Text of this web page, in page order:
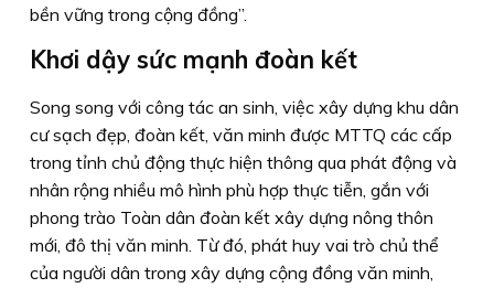
bền vững trong cộng đồng”.
Khơi dậy sức mạnh đoàn kết
Song song với công tác an sinh, việc xây dựng khu dân
cư sạch đẹp, đoàn kết, văn minh được MTTQ các cấp
trong tỉnh chủ động thực hiện thông qua phát động và
nhân rộng nhiều mô hình phù hợp thực tiễn, gắn với
phong trào Toàn dân đoàn kết xây dựng nông thôn
mới, đô thị văn minh. Từ đó, phát huy vai trò chủ thể
của người dân trong xây dựng cộng đồng văn minh,